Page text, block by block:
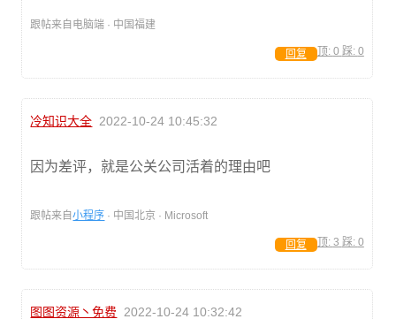
跟帖来自电脑端 · 中国福建
顶: 0 踩: 0
回复
冷知识大全 2022-10-24 10:45:32
因为差评，就是公关公司活着的理由吧
跟帖来自小程序 · 中国北京 · Microsoft
顶: 3 踩: 0
回复
图图资源丶免费 2022-10-24 10:32:42